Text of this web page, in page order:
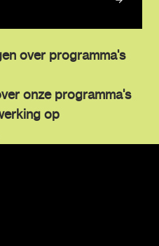
over programma's
onze programma's
op